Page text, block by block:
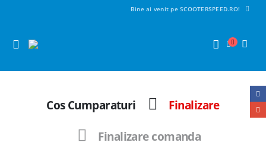
Bine ai venit pe SCOOTERSPEED.RO!
Cos Cumparaturi Finalizare
Finalizare comanda